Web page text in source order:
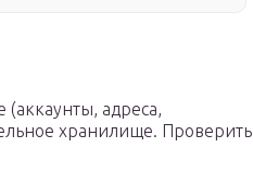
(аккаунты, адреса,
хранилище. Проверить